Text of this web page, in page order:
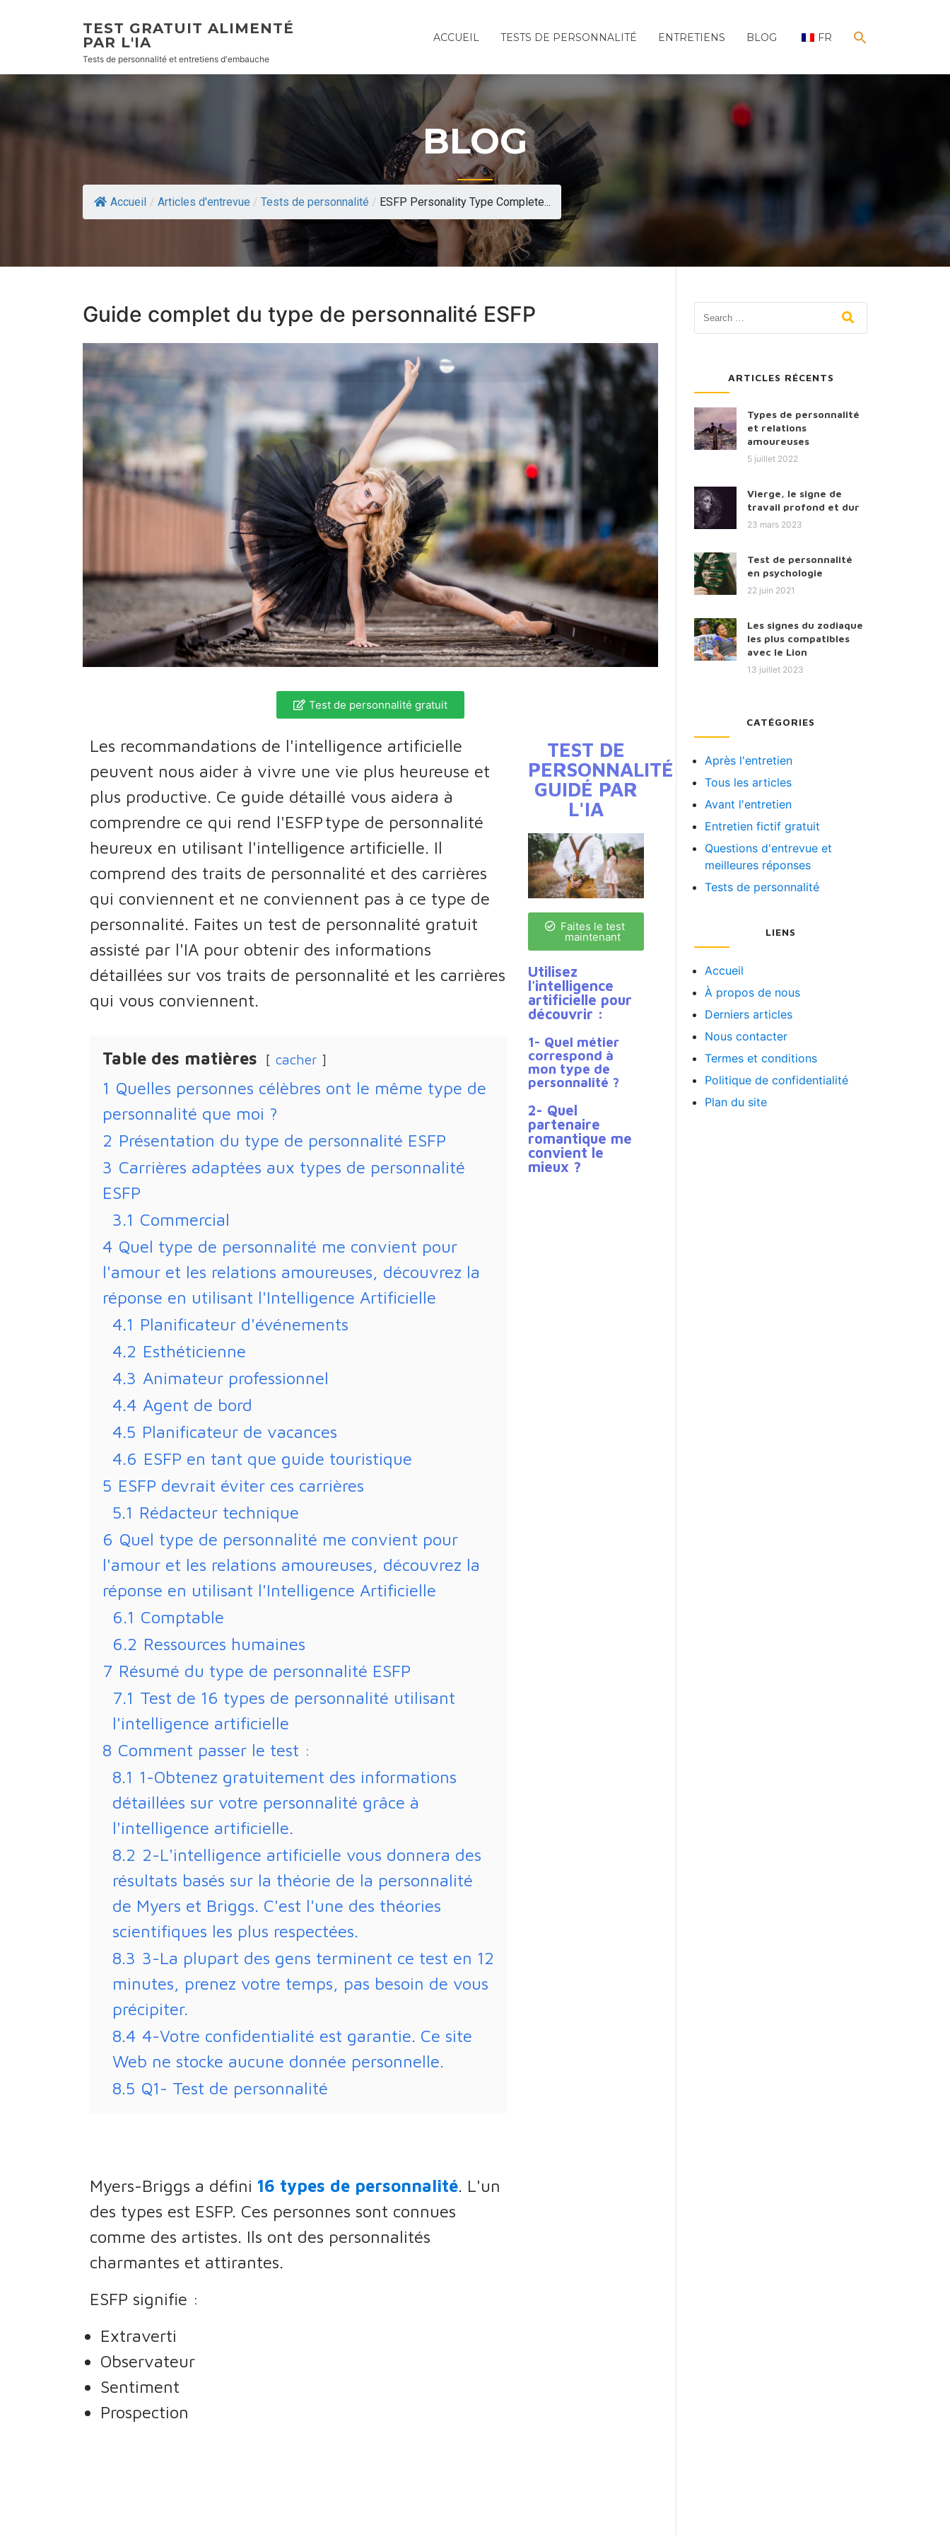
TEST GRATUIT ALIMENTÉ
PAR L'IA
Tests de personnalité et entretiens d'embauche
ACCUEIL TESTS DE PERSONNALITÉ ENTRETIENS BLOG FR
BLOG
Accueil / Articles d'entrevue / Tests de personnalité / ESFP Personality Type Complete...
Guide complet du type de personnalité ESFP
Test de personnalité gratuit
Les recommandations de l'intelligence artificielle
peuvent nous aider à vivre une vie plus heureuse et
plus productive. Ce guide détaillé vous aidera à
comprendre ce qui rend l'ESFPtype de personnalité
heureux en utilisant l'intelligence artificielle. Il
comprend des traits de personnalité et des carrières
qui conviennent et ne conviennent pas à ce type de
personnalité. Faites un test de personnalité gratuit
assisté par l'IA pour obtenir des informations
détaillées sur vos traits de personnalité et les carrières
qui vous conviennent.
Table des matières cacher
1 Quelles personnes célèbres ont le même type de
personnalité que moi ?
2 Présentation du type de personnalité ESFP
3 Carrières adaptées aux types de personnalité
ESFP
3.1 Commercial
4 Quel type de personnalité me convient pour
l'amour et les relations amoureuses, découvrez la
réponse en utilisant l'Intelligence Artificielle
4.1 Planificateur d'événements
4.2 Esthéticienne
4.3 Animateur professionnel
4.4 Agent de bord
4.5 Planificateur de vacances
4.6 ESFP en tant que guide touristique
5 ESFP devrait éviter ces carrières
5.1 Rédacteur technique
6 Quel type de personnalité me convient pour
l'amour et les relations amoureuses, découvrez la
réponse en utilisant l'Intelligence Artificielle
6.1 Comptable
6.2 Ressources humaines
7 Résumé du type de personnalité ESFP
7.1 Test de 16 types de personnalité utilisant
l'intelligence artificielle
8 Comment passer le test :
8.1 1-Obtenez gratuitement des informations
détaillées sur votre personnalité grâce à
l'intelligence artificielle.
8.2 2-L'intelligence artificielle vous donnera des
résultats basés sur la théorie de la personnalité
de Myers et Briggs. C'est l'une des théories
scientifiques les plus respectées.
8.3 3-La plupart des gens terminent ce test en 12
minutes, prenez votre temps, pas besoin de vous
précipiter.
8.4 4-Votre confidentialité est garantie. Ce site
Web ne stocke aucune donnée personnelle.
8.5 Q1- Test de personnalité
Myers-Briggs a défini 16 types de personnalité. L'un
des types est ESFP. Ces personnes sont connues
comme des artistes. Ils ont des personnalités
charmantes et attirantes.
ESFP signifie :
Extraverti
Observateur
Sentiment
Prospection
TEST DE
PERSONNALITÉ
GUIDÉ PAR
L'IA
Faites le test
maintenant
Utilisez
l'intelligence
artificielle pour
découvrir :
1- Quel métier
correspond à
mon type de
personnalité ?
2- Quel
partenaire
romantique me
convient le
mieux ?
ARTICLES RÉCENTS
Types de personnalité
et relations
amoureuses
5 juillet 2022
Vierge, le signe de
travail profond et dur
23 mars 2023
Test de personnalité
en psychologie
22 juin 2021
Les signes du zodiaque
les plus compatibles
avec le Lion
13 juillet 2023
CATÉGORIES
Après l'entretien
Tous les articles
Avant l'entretien
Entretien fictif gratuit
Questions d'entrevue et
meilleures réponses
Tests de personnalité
LIENS
Accueil
À propos de nous
Derniers articles
Nous contacter
Termes et conditions
Politique de confidentialité
Plan du site